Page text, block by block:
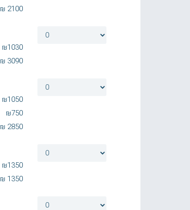
₪ 2100
₪1030
₪ 3090
₪1050
₪750
₪ 2850
₪1350
₪ 1350